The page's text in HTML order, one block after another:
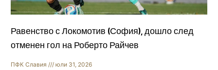
Равенство с Локомотив (София), дошло след
отменен гол на Роберто Райчев
ПФК Славия юли 31, 2026